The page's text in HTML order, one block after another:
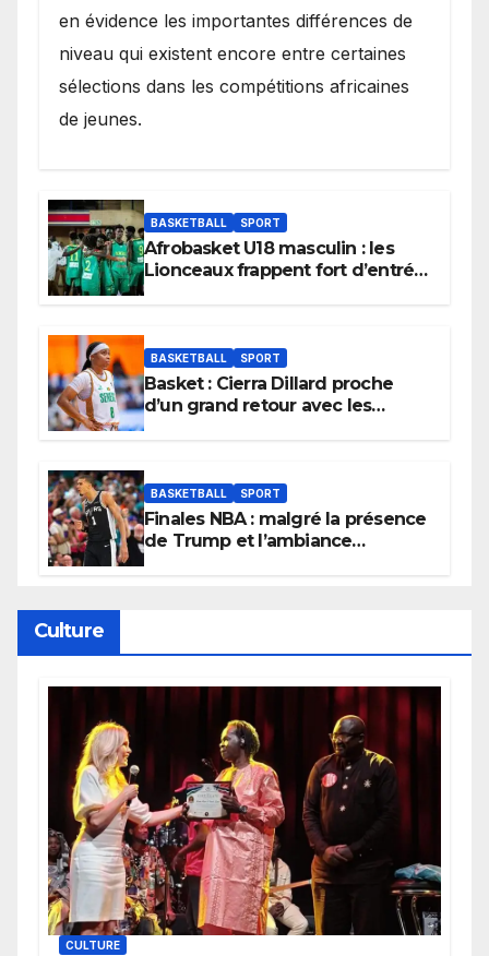
en évidence les importantes différences de
niveau qui existent encore entre certaines
sélections dans les compétitions africaines
de jeunes.
BASKETBALL SPORT
Afrobasket U18 masculin : les
Lionceaux frappent fort d’entrée
BASKETBALL SPORT
Basket : Cierra Dillard proche
d’un grand retour avec les
BASKETBALL SPORT
Finales NBA : malgré la présence
de Trump et l’ambiance
Culture
CULTURE